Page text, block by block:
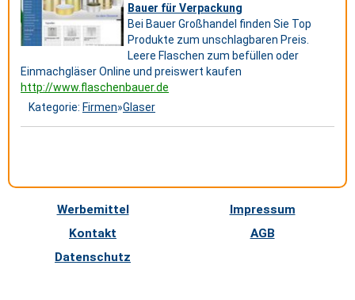
Bauer für Verpackung
Bei Bauer Großhandel finden Sie Top
Produkte zum unschlagbaren Preis.
Leere Flaschen zum befüllen oder
Einmachgläser Online und preiswert kaufen
http://www.flaschenbauer.de
Kategorie: Firmen»Glaser
Werbemittel
Impressum
Kontakt
AGB
Datenschutz